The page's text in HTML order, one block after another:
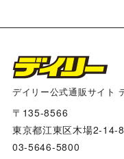
箕面バ－ンズ
東豊中レッドソックス
デイリー公式通販サイト
〒135-8566
東京都江東区木場2-14-8
03-5646-5800